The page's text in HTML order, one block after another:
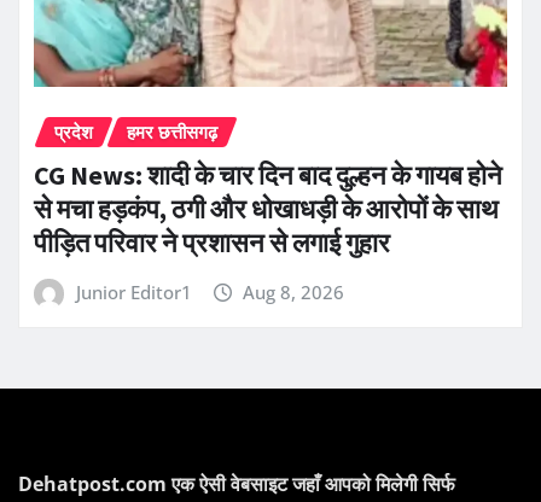
प्रदेश हमर छत्तीसगढ़
CG News: शादी के चार दिन बाद दुल्हन के गायब होने
से मचा हड़कंप, ठगी और धोखाधड़ी के आरोपों के साथ
पीड़ित परिवार ने प्रशासन से लगाई गुहार
Junior Editor1 Aug 8, 2026
Dehatpost.com एक ऐसी वेबसाइट जहाँ आपको मिलेगी सिर्फ